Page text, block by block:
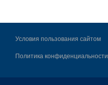
Условия пользования сайтом
Политика конфиденциальности